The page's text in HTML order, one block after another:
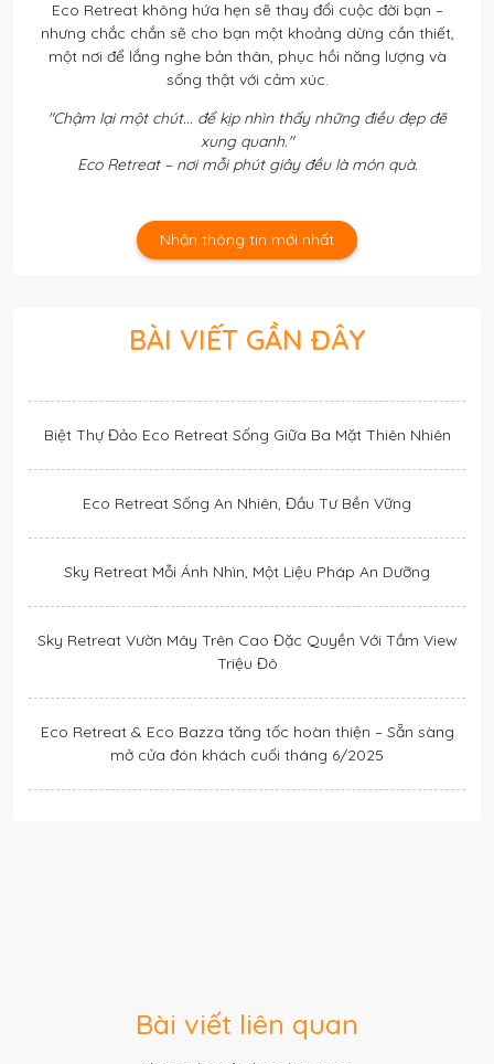
Eco Retreat không hứa hẹn sẽ thay đổi cuộc đời bạn –
nhưng chắc chắn sẽ cho bạn một khoảng dừng cần thiết,
một nơi để lắng nghe bản thân, phục hồi năng lượng và
sống thật với cảm xúc.
"Chậm lại một chút... để kịp nhìn thấy những điều đẹp đẽ
xung quanh."
Eco Retreat – nơi mỗi phút giây đều là món quà.
Nhận thông tin mới nhất
BÀI VIẾT GẦN ĐÂY
Biệt Thự Đảo Eco Retreat Sống Giữa Ba Mặt Thiên Nhiên
Eco Retreat Sống An Nhiên, Đầu Tư Bền Vững
Sky Retreat Mỗi Ánh Nhìn, Một Liệu Pháp An Dưỡng
Sky Retreat Vườn Mây Trên Cao Đặc Quyền Với Tầm View
Triệu Đô
Eco Retreat & Eco Bazza tăng tốc hoàn thiện – Sẵn sàng
mở cửa đón khách cuối tháng 6/2025
Bài viết liên quan